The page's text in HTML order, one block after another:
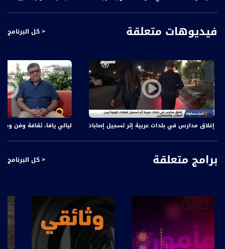
فيديوهات متعلقة < كل البرنامج
ليالي يافا، ثقافة وفن
إغلاق مدارس في بلدات عربية إثر تسجيل إصابات كورونا بين الطلاب والمعلمين،اخبار
برامج متعلقة < كل البرنامج